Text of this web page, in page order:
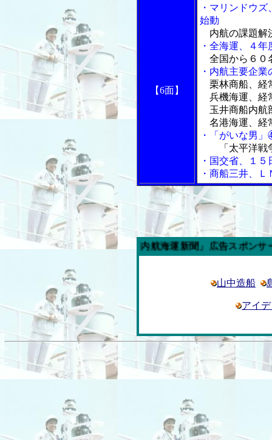
【6面】
・マリンドウ
始動
内航の課題解
・全海運、４
全国から６０
・内航主要企
栗林商船、経
兵機海運、経
玉井商船内航
名港海運、経
・「がいな男
「太平洋戦
・国交省、１
・商船三井、
今週の「内航海運新聞」広告スポンサー企業
山中造船
アイ